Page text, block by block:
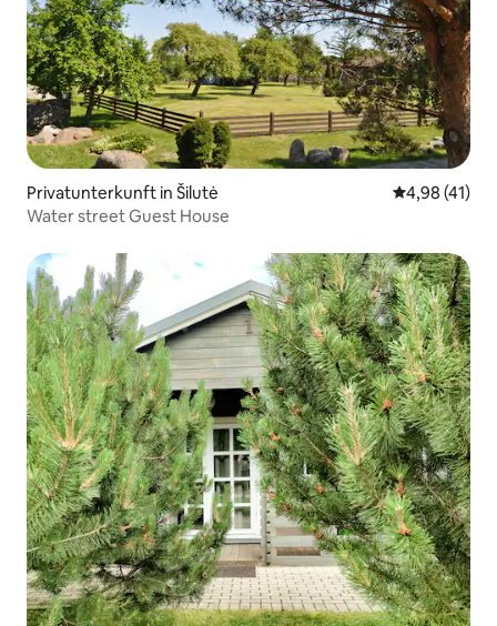
Privatunterkunft in Šilutė
4,98 (41)
Water street Guest House